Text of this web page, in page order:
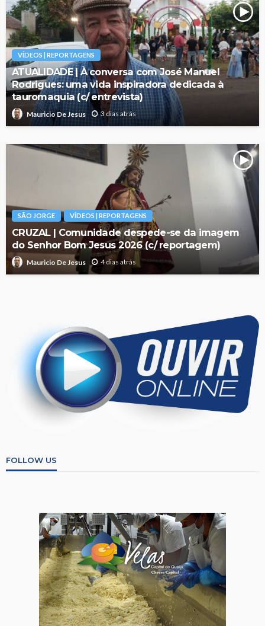
VÍDEOS | REPORTAGENS
ATUALIDADE | À conversa com José Manuel
Rodrigues: uma vida inspiradora dedicada à
tauromaquia (c/ entrevista)
Mauricio De Jesus 3 dias atrás
SÃO JORGE VÍDEOS | REPORTAGENS
CRUZAL | Comunidade despede-se da imagem
do Senhor Bom Jesus 2026 (c/ reportagem)
Mauricio De Jesus 4 dias atrás
FOLLOW US